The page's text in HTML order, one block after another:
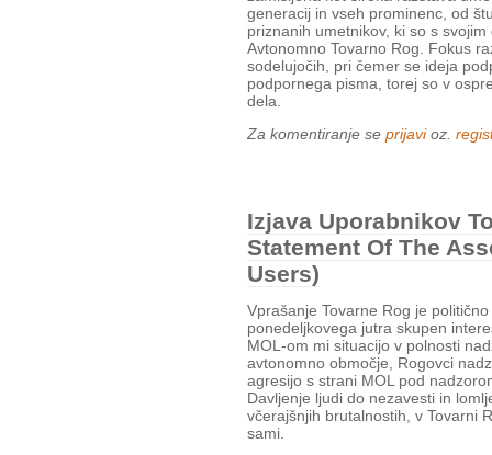
generacij in vseh prominenc, od
priznanih umetnikov, ki so s
Avtonomno Tovarno Rog. Fokus
sodelujočih, pri čemer se ideja
podpornega pisma, torej so v
dela.
Za komentiranje se prijavioz.
Izjava Uporabnikov
Statement Of The
Users)
Vprašanje Tovarne Rog je
ponedeljkovega jutra skupen
MOL-om mi situacijo v polnosti
avtonomno območje, Rogovci
agresijo s strani MOL pod
Davljenje ljudi do nezavesti in
včerajšnjih brutalnostih, v Tovarni
sami.